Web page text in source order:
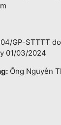
04/GP-STTTT
01/03/2024
Ông Nguyễn